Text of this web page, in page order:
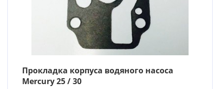
Прокладка корпуса водяного насоса
Mercury 25 / 30